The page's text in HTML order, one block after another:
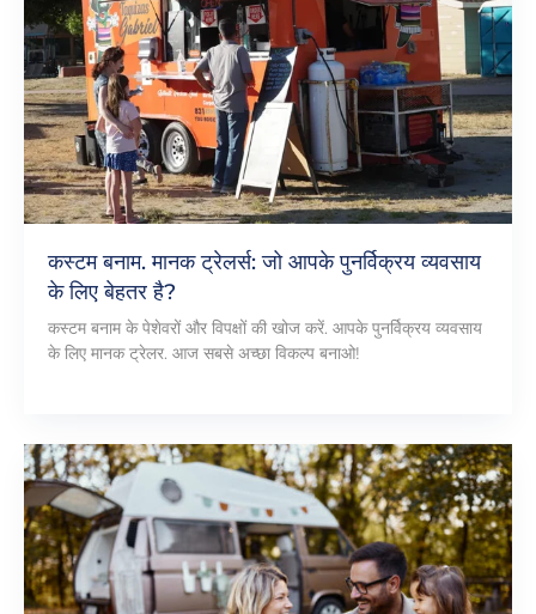
कस्टम बनाम. मानक ट्रेलर्स: जो आपके पुनर्विक्रय व्यवसाय
के लिए बेहतर है?
कस्टम बनाम के पेशेवरों और विपक्षों की खोज करें. आपके पुनर्विक्रय व्यवसाय
के लिए मानक ट्रेलर. आज सबसे अच्छा विकल्प बनाओ!